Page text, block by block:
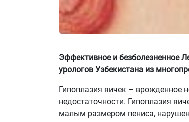
Эффективное и безболезненное
урологов Узбекистана из
Гипоплазия яичек – врожденное
недостаточности. Гипоплазия
малым размером пениса,